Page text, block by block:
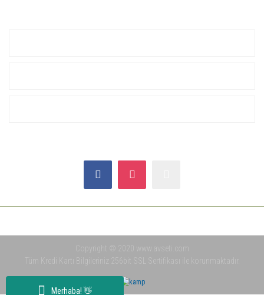
Merhaba! 👋
Copyright © 2020 www.avseti.com
Tüm Kredi Kartı Bilgileriniz 256bit SSL Sertifikası ile korunmaktadır.